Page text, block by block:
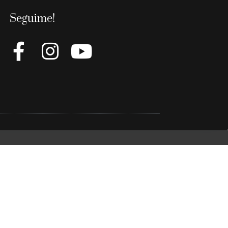
Seguime!